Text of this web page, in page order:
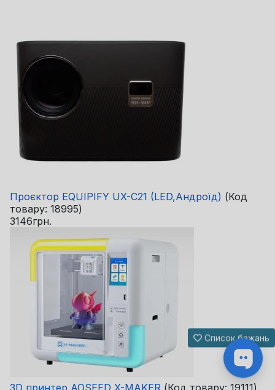
Проєктор EQUIPIFY UX-C21 (LED,Андроїд) (Код
товару: 18995)
3146грн.
3D принтер AOSEED X-MAKER (Код товару: 19111)
Список бажань